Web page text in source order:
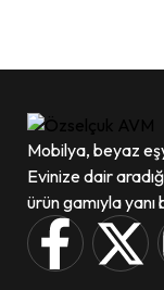
Mobilya, beyaz
Evinize dair
ürün gamıyla yanı